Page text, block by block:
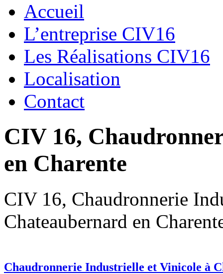
Accueil
L’entreprise CIV16
Les Réalisations CIV16
Localisation
Contact
CIV 16,
en Charente
CIV 16, Chaudronnerie
Chateaubernard en
Chaudronnerie Industrielle et Vinicole à